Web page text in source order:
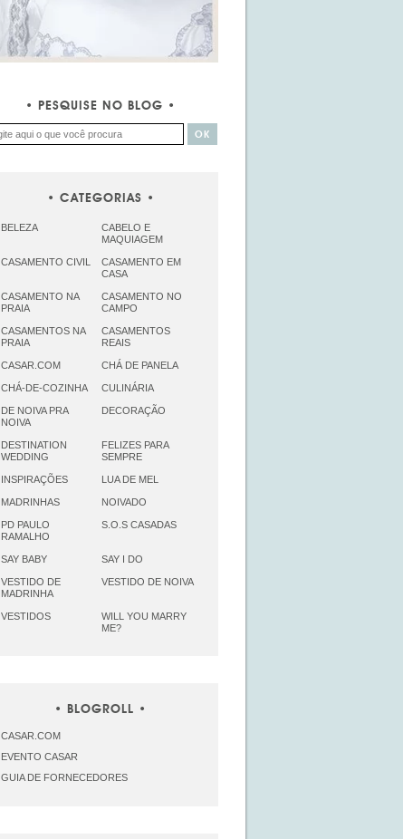
PESQUISE NO BLOG
CATEGORIAS
BELEZA
CABELO E
MAQUIAGEM
CASAMENTO CIVIL
CASAMENTO EM
CASA
CASAMENTO NA
PRAIA
CASAMENTO NO
CAMPO
CASAMENTOS NA
PRAIA
CASAMENTOS
REAIS
CASAR.COM CHÁ DE PANELA
CHÁ-DE-COZINHA CULINÁRIA
DE NOIVA PRA
NOIVA
DECORAÇÃO
DESTINATION
WEDDING
FELIZES PARA
SEMPRE
INSPIRAÇÕES LUA DE MEL
MADRINHAS NOIVADO
PD PAULO
RAMALHO
S.O.S CASADAS
SAY BABY SAY I DO
VESTIDO DE
MADRINHA
VESTIDO DE NOIVA
VESTIDOS
WILL YOU MARRY
ME?
BLOGROLL
CASAR.COM
EVENTO CASAR
GUIA DE FORNECEDORES